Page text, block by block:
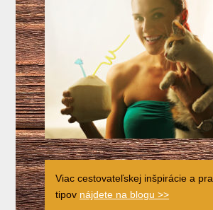
Viac cestovateľskej inšpirácie a
tipov nájdete na blogu >>